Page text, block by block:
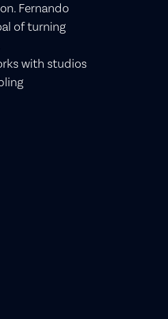
Fernando
of turning
with studios